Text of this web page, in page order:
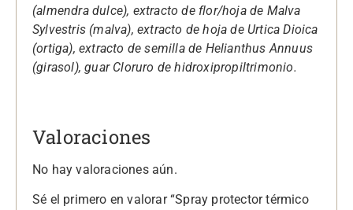
(almendra dulce), extracto de flor/hoja de Malva
Sylvestris (malva), extracto de hoja de Urtica Dioica
(ortiga), extracto de semilla de Helianthus Annuus
(girasol), guar Cloruro de hidroxipropiltrimonio.
Valoraciones
No hay valoraciones aún.
Sé el primero en valorar “Spray protector térmico